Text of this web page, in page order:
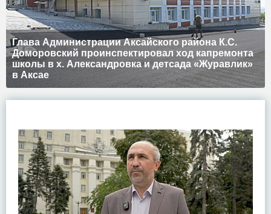
Администрации Аксайского района К.С.
проинспектировал ход капремонта
в х. Александровка и детсада «Журавлик»